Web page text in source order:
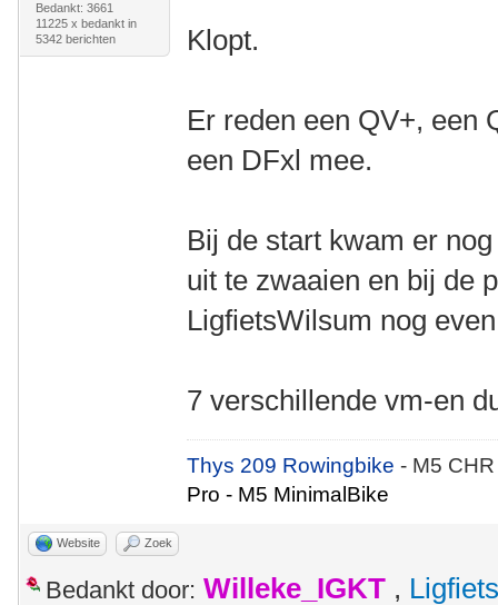
Bedankt: 3661
11225 x bedankt in
5342 berichten
Klopt.
Er reden een QV+, een
een DFxl mee.
Bij de start kwam er
uit te zwaaien en bij de
LigfietsWilsum nog
7 verschillende vm-en
Thys 209 Rowingbike- M5
Pro - M5 MinimalBike
Website Zoek
Bedankt door: Willeke_IGKT ,